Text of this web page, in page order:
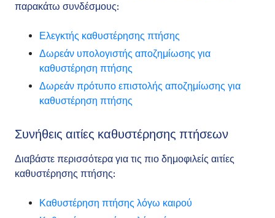
παρακάτω συνδέσμους:
Ελεγκτής καθυστέρησης πτήσης
Δωρεάν υπολογιστής αποζημίωσης για
καθυστέρηση πτήσης
Δωρεάν πρότυπο επιστολής αποζημίωσης για
καθυστέρηση πτήσης
Συνήθεις αιτίες καθυστέρησης πτήσεων
Διαβάστε περισσότερα για τις πιο δημοφιλείς αιτίες
καθυστέρησης πτήσης:
Καθυστέρηση πτήσης λόγω καιρού